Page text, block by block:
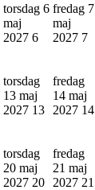
torsdag 6
maj
2027 6
fredag 7
maj
2027 7
torsdag
13 maj
2027 13
fredag
14 maj
2027 14
torsdag
20 maj
2027 20
fredag
21 maj
2027 21